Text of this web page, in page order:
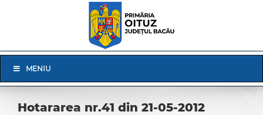
Navigation
MENIU
Hotararea nr.41 din 21-05-2012